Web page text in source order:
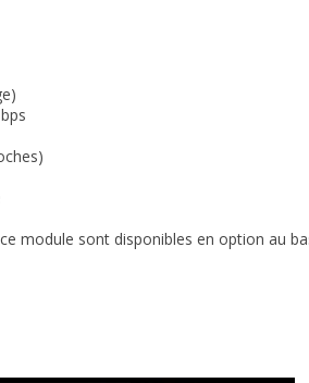
module sont disponibles en option au